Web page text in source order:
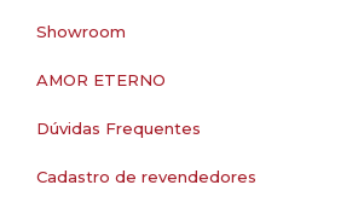
Showroom
AMOR ETERNO
Dúvidas Frequentes
Cadastro de revendedores